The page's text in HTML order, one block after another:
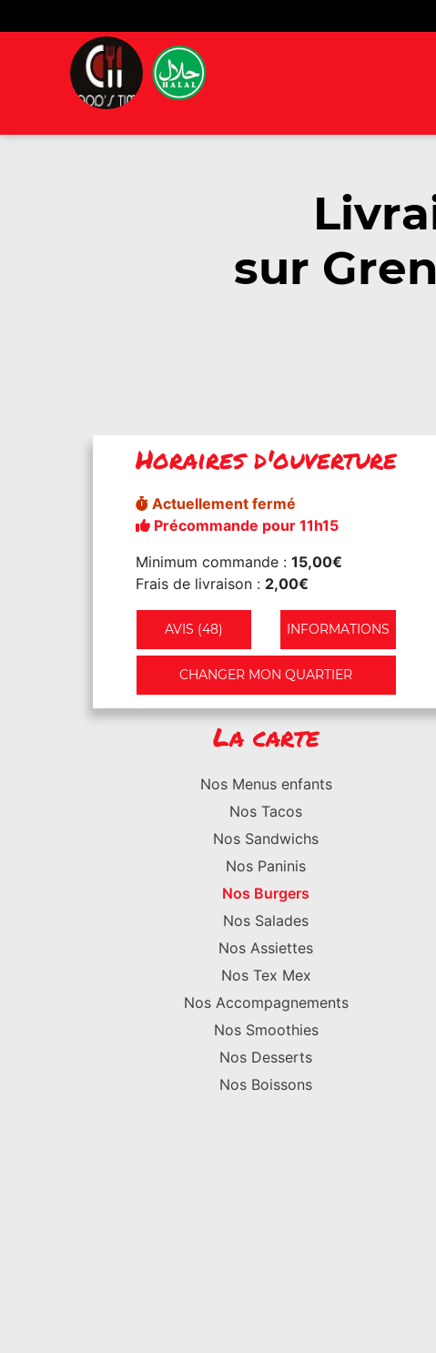
sur
Horaires d'ouverture
Actuellement fermé
Précommande pour 11h15
Minimum commande : 15,00€
Frais de livraison : 2,00€
AVIS (48) INFORMATIONS
CHANGER MON QUARTIER
La carte
Nos Menus enfants
Nos Tacos
Nos Sandwichs
Nos Paninis
Nos Burgers
Nos Salades
Nos Assiettes
Nos Tex Mex
Nos Accompagnements
Nos Smoothies
Nos Desserts
Nos Boissons